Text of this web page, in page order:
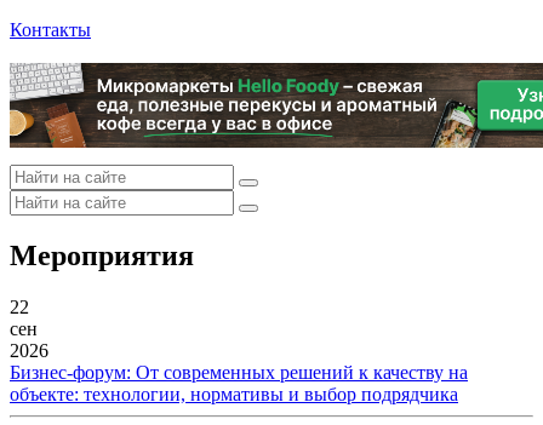
Контакты
Мероприятия
22
сен
2026
Бизнес-форум: От современных решений к качеству на
объекте: технологии, нормативы и выбор подрядчика